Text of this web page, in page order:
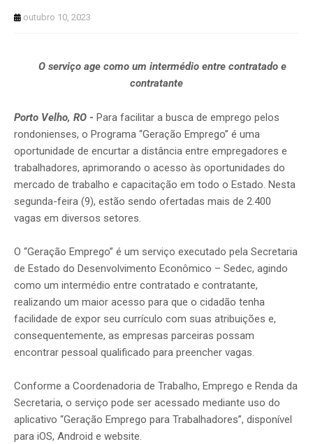
outubro 10, 2023
O serviço age como um intermédio entre contratado e
contratante
Porto Velho, RO - Para facilitar a busca de emprego pelos
rondonienses, o Programa “Geração Emprego” é uma
oportunidade de encurtar a distância entre empregadores e
trabalhadores, aprimorando o acesso às oportunidades do
mercado de trabalho e capacitação em todo o Estado. Nesta
segunda-feira (9), estão sendo ofertadas mais de 2.400
vagas em diversos setores.
O “Geração Emprego” é um serviço executado pela Secretaria
de Estado do Desenvolvimento Econômico – Sedec, agindo
como um intermédio entre contratado e contratante,
realizando um maior acesso para que o cidadão tenha
facilidade de expor seu currículo com suas atribuições e,
consequentemente, as empresas parceiras possam
encontrar pessoal qualificado para preencher vagas.
Conforme a Coordenadoria de Trabalho, Emprego e Renda da
Secretaria, o serviço pode ser acessado mediante uso do
aplicativo “Geração Emprego para Trabalhadores”, disponível
para iOS, Android e website.